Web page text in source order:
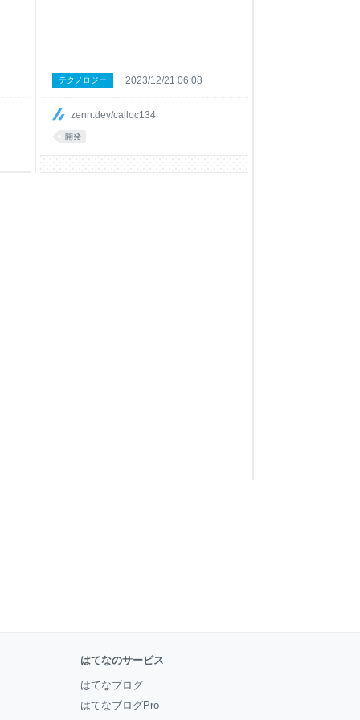
zenn.dev/calloc134
テクノロジー 2023/12/21 06:08
開発
はてなのサービス
はてなブログ
はてなブログPro